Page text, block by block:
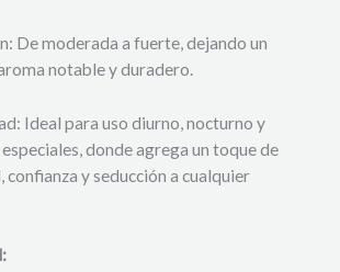
De moderada a fuerte, dejando un
notable y duradero.
Ideal para uso diurno, nocturno y
donde agrega un toque de
confianza y seducción a cualquier